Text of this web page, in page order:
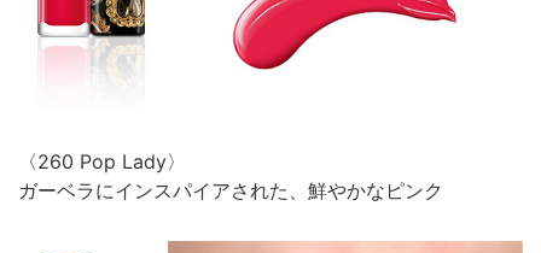
〈260 Pop Lady〉
ガーベラにインスパイアされた、鮮やかなピンク